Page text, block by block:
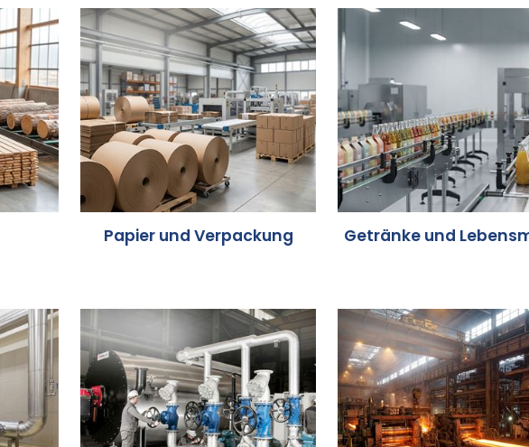
Papier und Verpackung Getränke und